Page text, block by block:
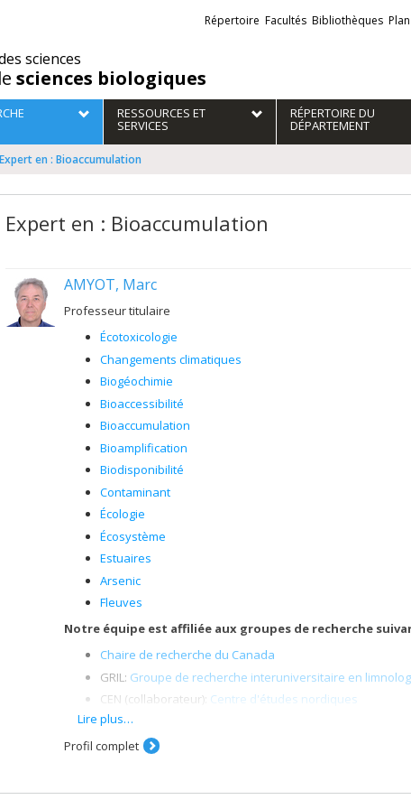
sciences
sciences biologiques
Liens
externes
Répertoire Facultés Bibliothèques
RESSOURCES ET
SERVICES
RÉPERTOIRE DU
DÉPARTEMENT
Expert en : Bioaccumulation
Expert en : Bioaccumulation
AMYOT, Marc
Professeur titulaire
Écotoxicologie
Changements climatiques
Biogéochimie
Bioaccessibilité
Bioaccumulation
Bioamplification
Biodisponibilité
Contaminant
Écologie
Écosystème
Estuaires
Arsenic
Fleuves
Notre équipe est affiliée aux groupes de recherche
Chaire de recherche du Canada
GRIL: Groupe de recherche interuniversitaire en
CEN (collaborateur): Centre d'études nordiques
Réseau pour l'écotoxicologie aquatique du Québec (
Centre de recherche en santé publique (
Annabelle Vogl, étudiante au doctorat (direction)
Lire plus…
Profil complet